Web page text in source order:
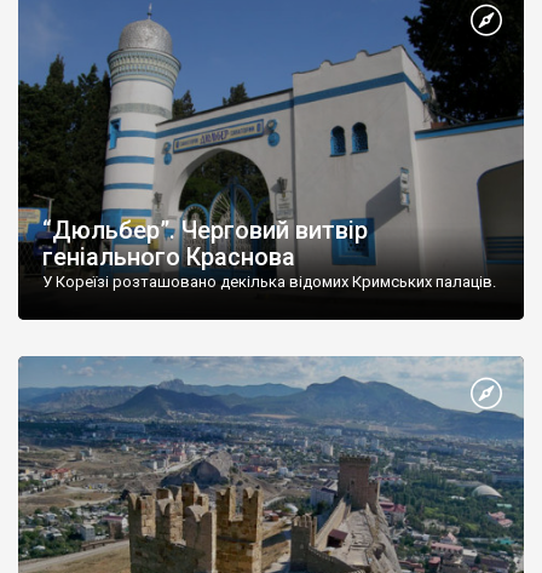
“Дюльбер”. Черговий витвір
геніального Краснова
У Кореїзі розташовано декілька відомих Кримських палаців.